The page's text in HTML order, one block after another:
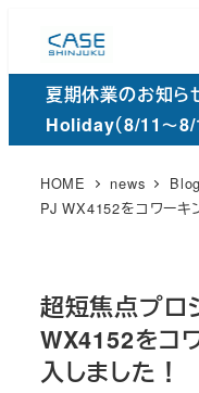
ン
夏期休業のお知
Holiday（8/11～8/
HOME news Blog
PJ WX4152をコワーキ
超短焦点プロ
WX4152をコ
入しました！